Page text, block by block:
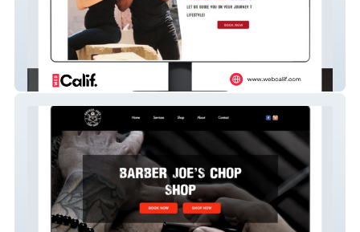
Thomas CCW & Protect